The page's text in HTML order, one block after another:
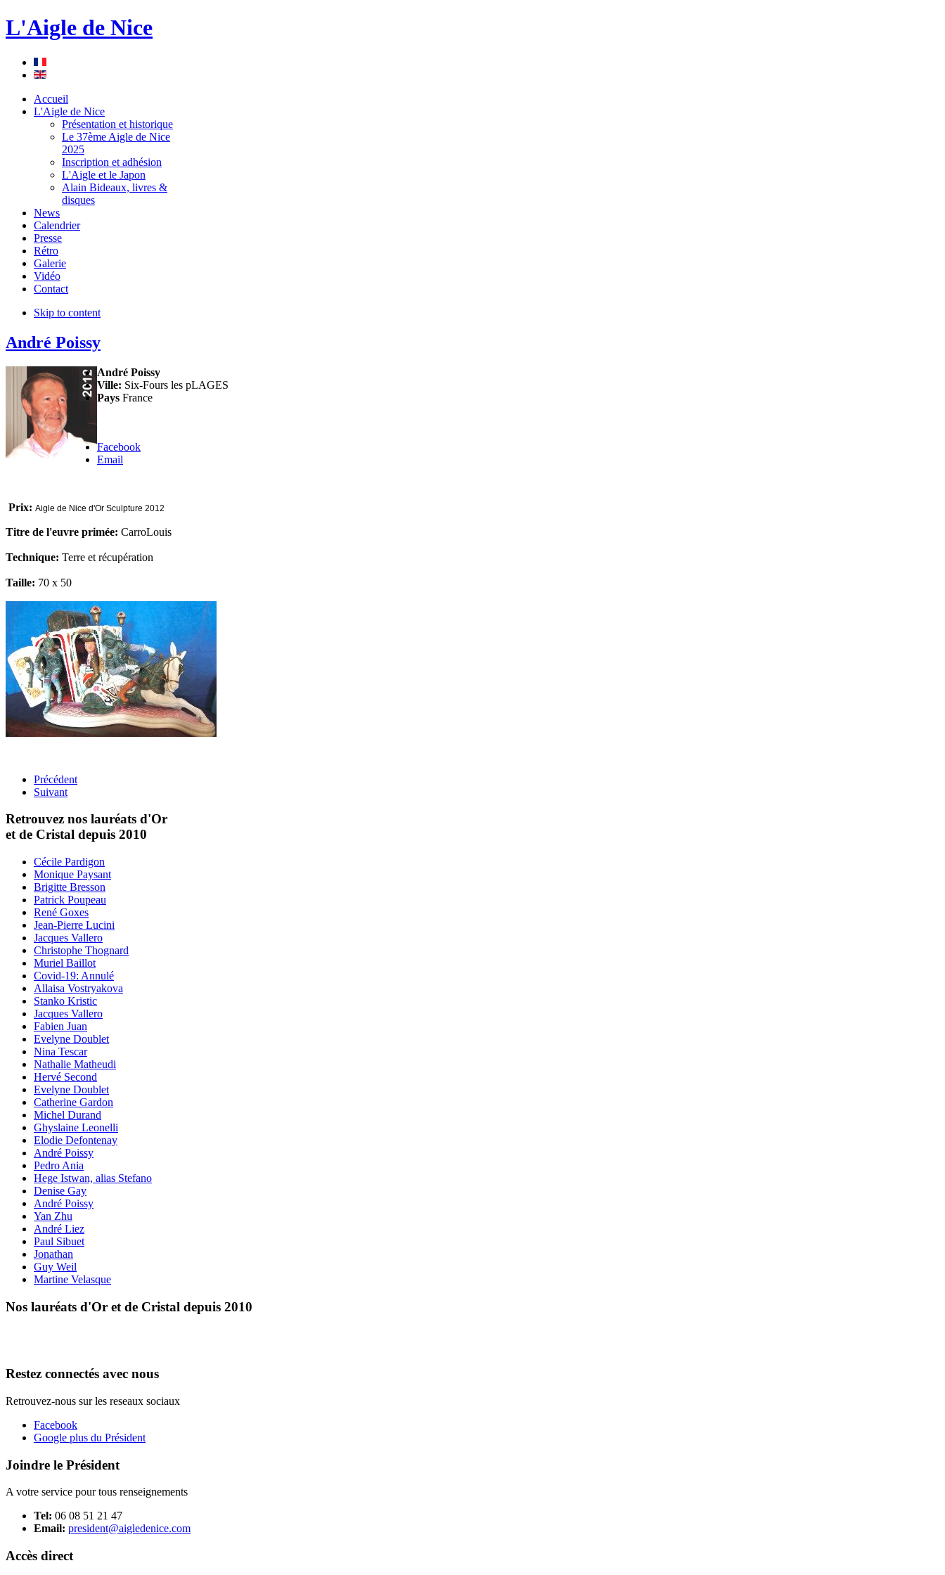
L'Aigle de Nice
Accueil
L'Aigle de Nice
Présentation et historique
Le 37ème Aigle de Nice
2025
Inscription et adhésion
L'Aigle et le Japon
Alain Bideaux, livres &
disques
News
Calendrier
Presse
Rétro
Galerie
Vidéo
Contact
Skip to content
André Poissy
André Poissy
Ville: Six-Fours les pLAGES
Pays France
Facebook
Email
Prix: Aigle de Nice d'Or Sculpture 2012
Titre de l'euvre primée: CarroLouis
Technique: Terre et récupération
Taille: 70 x 50
Précédent
Suivant
Retrouvez nos lauréats d'Or
et de Cristal depuis 2010
Cécile Pardigon
Monique Paysant
Brigitte Bresson
Patrick Poupeau
René Goxes
Jean-Pierre Lucini
Jacques Vallero
Christophe Thognard
Muriel Baillot
Covid-19: Annulé
Allaisa Vostryakova
Stanko Kristic
Jacques Vallero
Fabien Juan
Evelyne Doublet
Nina Tescar
Nathalie Matheudi
Hervé Second
Evelyne Doublet
Catherine Gardon
Michel Durand
Ghyslaine Leonelli
Elodie Defontenay
André Poissy
Pedro Ania
Hege Istwan, alias Stefano
Denise Gay
André Poissy
Yan Zhu
André Liez
Paul Sibuet
Jonathan
Guy Weil
Martine Velasque
Nos lauréats d'Or et de Cristal depuis 2010
Restez connectés avec nous
Retrouvez-nous sur les reseaux sociaux
Facebook
Google plus du Président
Joindre le Président
A votre service pour tous renseignements
Tel: 06 08 51 21 47
Email: president@aigledenice.com
Accès direct